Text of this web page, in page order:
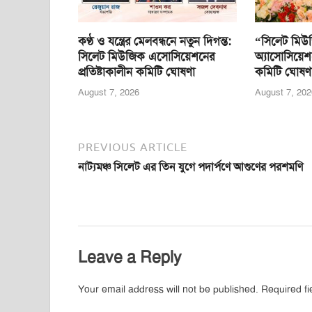
কণ্ঠ ও যন্ত্রের মেলবন্ধনে নতুন দিগন্ত:
সিলেট মিউজিক এসোসিয়েশনের
প্রতিষ্টাকালীন কমিটি ঘোষণা
August 7, 2026
“সিলেট
কমিটি
August 7,
PREVIOUS ARTICLE
নাট্যমঞ্চ সিলেট এর তিন যুগে পদার্পণে আগুণের পরশমণি
Leave a Reply
Your email address will not be published. Required